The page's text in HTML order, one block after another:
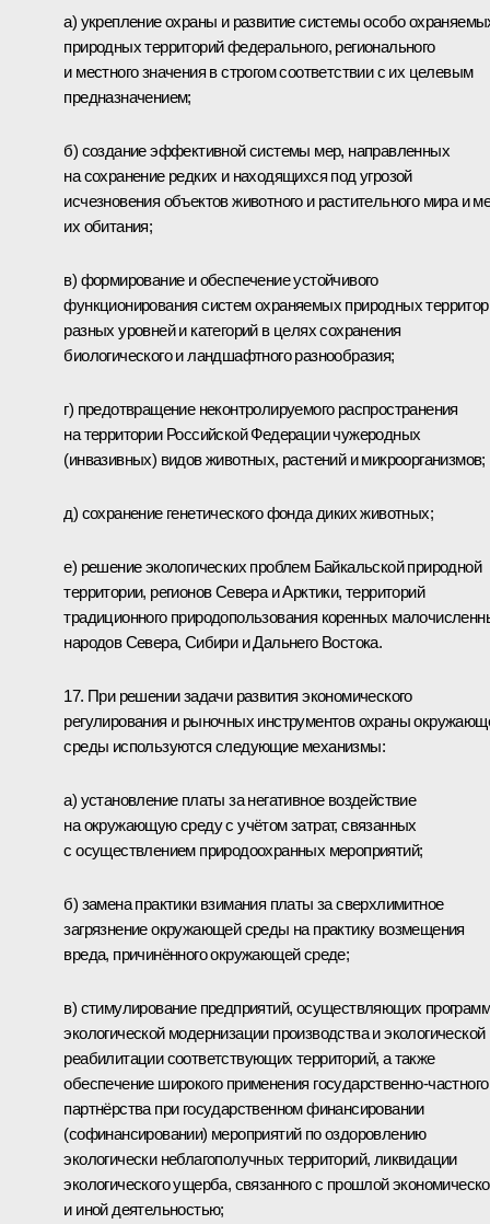
а) укрепление охраны и развитие системы особо
природных территорий федерального, регионального
и местного значения в строгом соответствии с их целевым
предназначением;
б) создание эффективной системы мер, направленных
на сохранение редких и находящихся под угрозой
исчезновения объектов животного и растительного мира и
их обитания;
в) формирование и обеспечение устойчивого
функционирования систем охраняемых природных
разных уровней и категорий в целях сохранения
биологического и ландшафтного разнообразия;
г) предотвращение неконтролируемого распространения
на территории Российской Федерации чужеродных
(инвазивных) видов животных, растений и микроорганизмов;
д) сохранение генетического фонда диких животных;
е) решение экологических проблем Байкальской природной
территории, регионов Севера и Арктики, территорий
традиционного природопользования коренных
народов Севера, Сибири и Дальнего Востока.
17. При решении задачи развития экономического
регулирования и рыночных инструментов охраны
среды используются следующие механизмы:
а) установление платы за негативное воздействие
на окружающую среду с учётом затрат, связанных
с осуществлением природоохранных мероприятий;
б) замена практики взимания платы за сверхлимитное
загрязнение окружающей среды на практику возмещения
вреда, причинённого окружающей среде;
в) стимулирование предприятий, осуществляющих
экологической модернизации производства и экологической
реабилитации соответствующих территорий, а также
обеспечение широкого применения государственно-частного
партнёрства при государственном финансировании
(софинансировании) мероприятий по оздоровлению
экологически неблагополучных территорий, ликвидации
экологического ущерба, связанного с прошлой
и иной деятельностью;